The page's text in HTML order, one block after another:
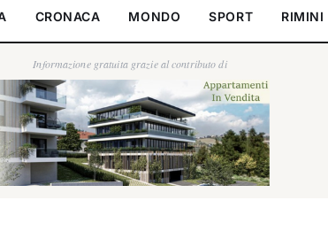
CRONACA MONDO SPORT RIMINI
Informazione gratuita grazie al contributo di